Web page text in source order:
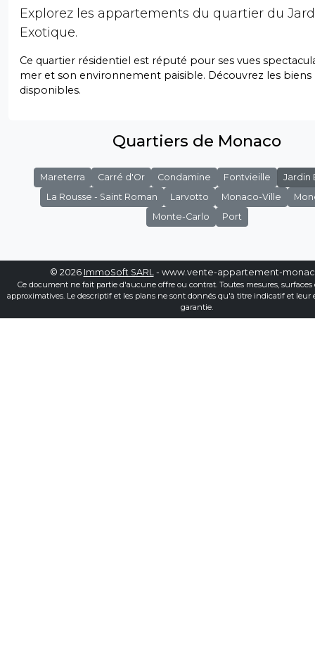
Explorez les appartements du quartier du
Exotique.
Ce quartier résidentiel est réputé pour ses vues
mer et son environnement paisible. Découvrez les biens
disponibles.
Quartiers de Monaco
Mareterra Carré d'Or Condamine Fontvieille
Jardin
La Rousse - Saint Roman
Larvotto Monaco-Ville
Monte-Carlo
Port
© 2026 ImmoSoft SARL- www.vente-appartement-
Ce document ne fait partie d'aucune offre ou contrat. Toutes mesures, surfaces
approximatives. Le descriptif et les plans ne sont donnés qu'à titre indicatif et leur
garantie.